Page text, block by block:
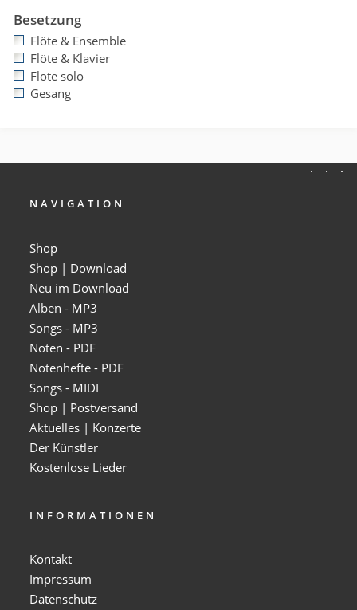
Besetzung
Flöte & Ensemble
Flöte & Klavier
Flöte solo
Gesang
NAVIGATION
Shop
Shop | Download
Neu im Download
Alben - MP3
Songs - MP3
Noten - PDF
Notenhefte - PDF
Songs - MIDI
Shop | Postversand
Aktuelles | Konzerte
Der Künstler
Kostenlose Lieder
INFORMATIONEN
Kontakt
Impressum
Datenschutz